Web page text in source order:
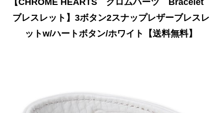
【CHROME HEARTS クロムハーツ Bracelet
ブレスレット】3ボタン2スナップレザーブレスレ
ットw/ハートボタン/ホワイト【送料無料】